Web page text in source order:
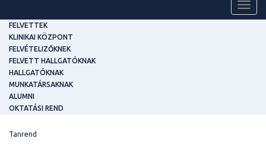
FELVETTEK
KLINIKAI KÖZPONT
FELVÉTELIZŐKNEK
FELVETT HALLGATÓKNAK
HALLGATÓKNAK
MUNKATÁRSAKNAK
ALUMNI
OKTATÁSI REND
Tanrend